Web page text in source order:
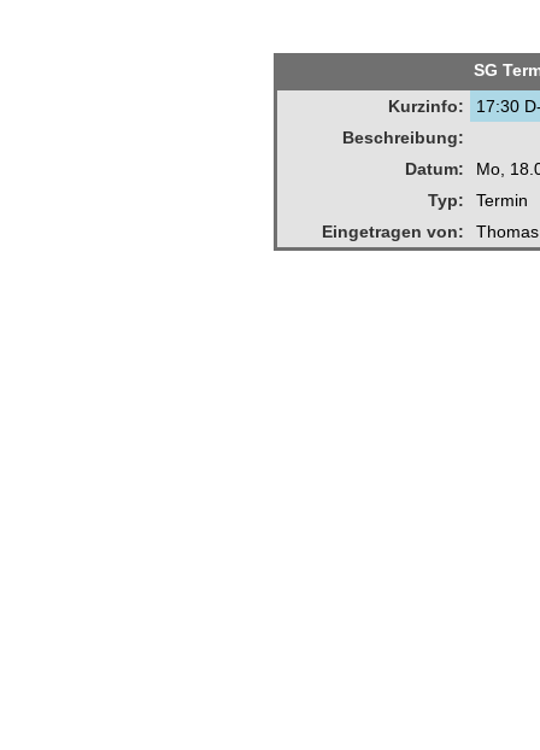
SG
Kurzinfo:
17:30
Beschreibung:
Datum:
Mo,
Typ:
Termin
Eingetragen von: